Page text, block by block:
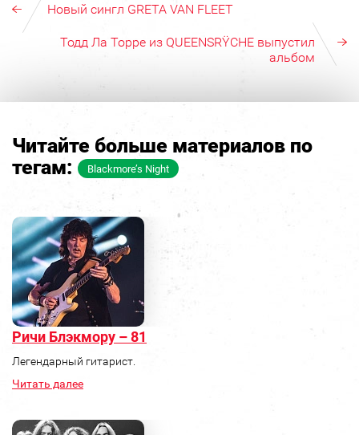
Новый сингл GRETA VAN FLEET
Тодд Ла Торре из QUEENSRŸCHE выпустил
альбом
Читайте больше материалов по
тегам:
Blackmore’s Night
Ричи Блэкмору – 81
Легендарный гитарист.
Читать далее